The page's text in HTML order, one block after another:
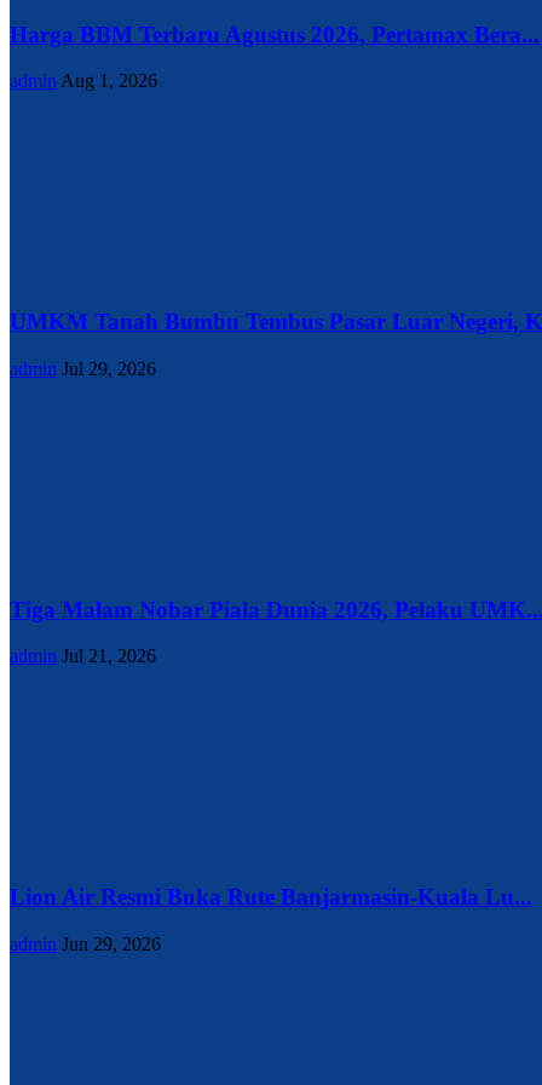
Harga BBM Terbaru Agustus 2026, Pertamax Bera...
admin Aug 1, 2026
UMKM Tanah Bumbu Tembus Pasar Luar Negeri,
admin Jul 29, 2026
Tiga Malam Nobar Piala Dunia 2026, Pelaku
admin Jul 21, 2026
Lion Air Resmi Buka Rute Banjarmasin-Kuala Lu...
admin Jun 29, 2026